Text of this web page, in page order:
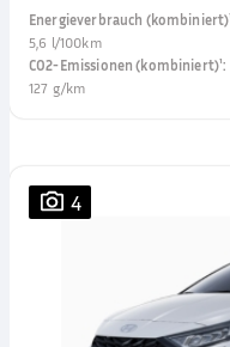
Energieverbrauch (kombiniert)¹
5,6 l/100km
CO2-Emissionen (kombiniert)¹:
127 g/km
4